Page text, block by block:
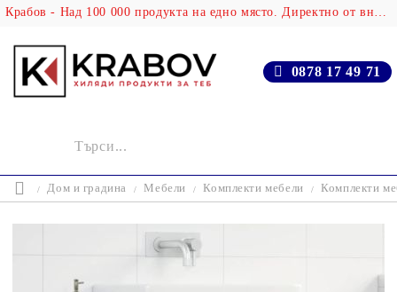
Крабов - Над 100 000 продукта на едно място. Директно от вносителя!
0878 17 49 71
Дом и градина Мебели Комплекти мебели Комплекти